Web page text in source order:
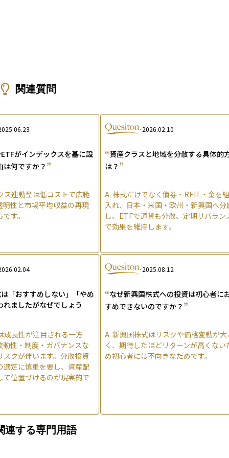
関連質問
がインデックスを基に設
は何ですか？ ”
ス連動型は低コストで広範
明性と市場平均収益の再現
す。
2026.02.10
“資産クラスと地域を分散する具体的
は？ ”
A.株式だけでなく債券・REIT・金を
入れ、日本・米国・欧州・新興国へ分
し、ETFで通貨も分散、定期リバラン
で効果を維持します。
「おすすめしない」「やめ
れましたがなぜでしょう
成長性が注目される一方
動性・制度・ガバナンスな
スクが伴います。分散投資
選定に慎重を要し、資産配
て位置づけるのが現実的で
2025.08.12
“なぜ新興国株式への投資は初心者に
すめできないのですか？ ”
A.新興国株式はリスクや価格変動が大
く、期待したほどリターンが高くない
め初心者には不向きなためです。
連する専門用語